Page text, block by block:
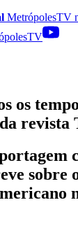
MetrópolesTV
os
revista